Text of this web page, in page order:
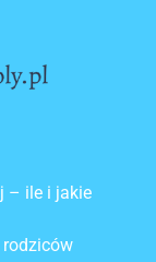
leo.
– ile i jakie
rodziców